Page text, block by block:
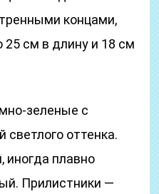
концами,
см в длину и 18 см
зеленые с
светлого оттенка.
иногда плавно
Прилистники —